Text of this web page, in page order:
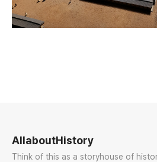
AllaboutHistory
Think of this as a storyhouse of